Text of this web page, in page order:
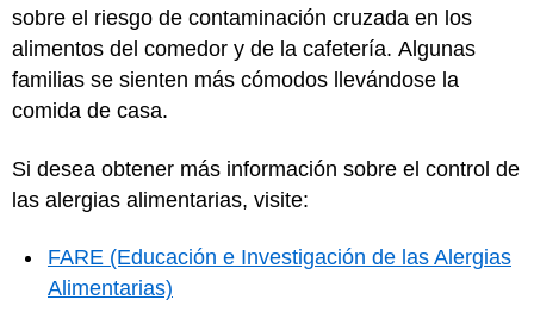
sobre el riesgo de contaminación cruzada en los
alimentos del comedor y de la cafetería. Algunas
familias se sienten más cómodos llevándose la
comida de casa.
Si desea obtener más información sobre el control de
las alergias alimentarias, visite:
FARE (Educación e Investigación de las Alergias
Alimentarias)